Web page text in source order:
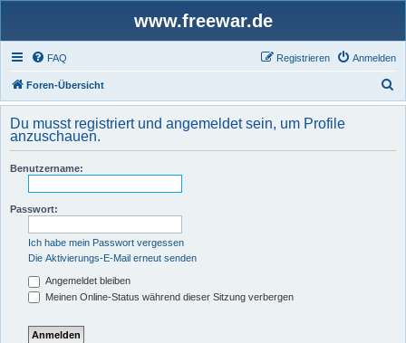
www.freewar.de
FAQ Anmelden
Registrieren
Foren-Übersicht
u
h
Du musst registriert und angemeldet sein, um Profile
anzuschauen.
Benutzername:
Passwort:
Ich habe mein Passwort vergessen
Die Aktivierungs-E-Mail erneut senden
Angemeldet bleiben
Meinen Online-Status während dieser Sitzung verbergen